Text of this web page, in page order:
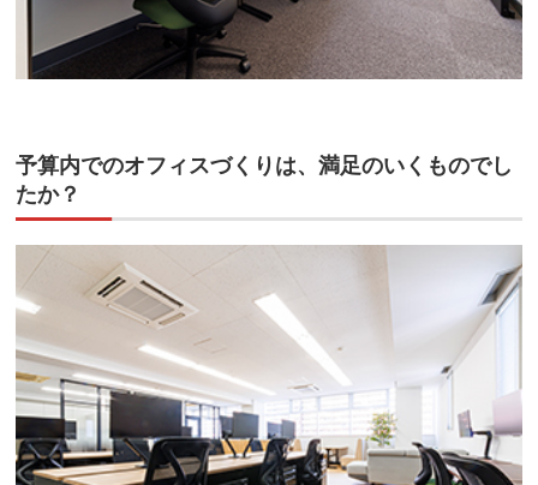
予算内でのオフィスづくりは、満足のいくものでし
たか？